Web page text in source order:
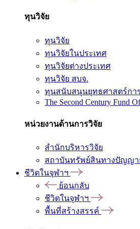
ทุนวิจัย
ทุนวิจัย
ทุนวิจัยในประเทศ
ทุนวิจัยต่างประเทศ
ทุนวิจัย สบจ.
ทุนสนับสนุนยุทธศาสตร์กา
The Second Century Fund
หน่วยงานด้านการวิจัย
สำนักบริหารวิจัย
สถาบันทรัพย์สินทางปัญญา
ชีวิตในจุฬาฯ
ย้อนกลับ
ชีวิตในจุฬาฯ
พื้นที่สร้างสรรค์